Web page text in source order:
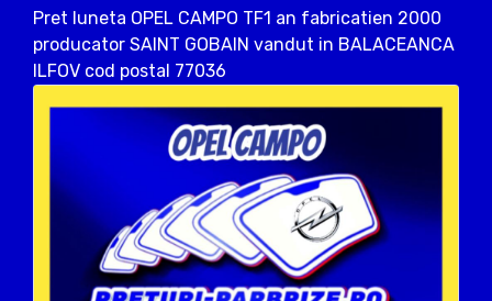
Pret luneta OPEL CAMPO TF1 an fabricatien 2000
producator SAINT GOBAIN vandut in BALACEANCA
ILFOV cod postal 77036